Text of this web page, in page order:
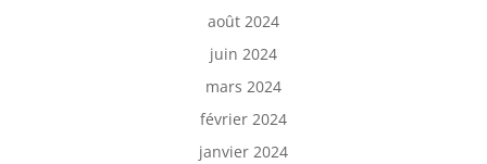
août 2024
juin 2024
mars 2024
février 2024
janvier 2024